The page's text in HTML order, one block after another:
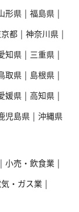
形県 | 福島県 |
都 | 神奈川県 |
知県 | 三重県 |
取県 | 島根県 |
媛県 | 高知県 |
児島県 | 沖縄県
| 小売・飲食業 |
・ガス業 |